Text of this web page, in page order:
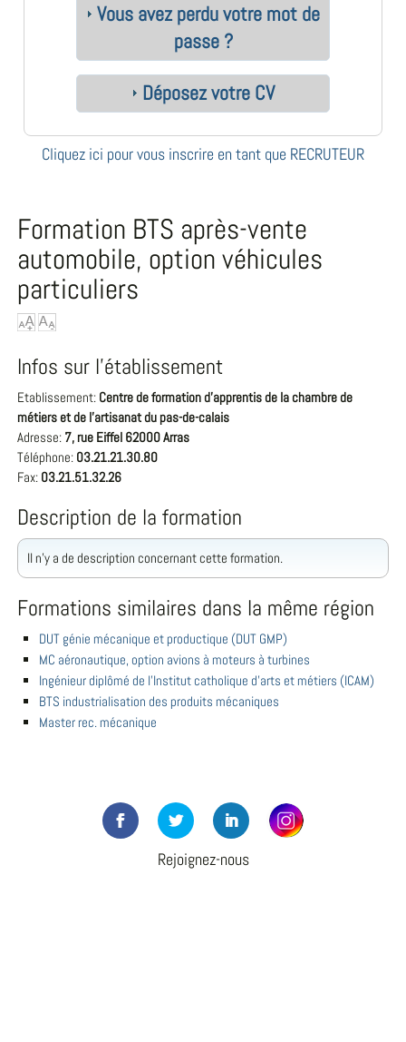
Vous avez perdu votre mot de
passe ?
Déposez votre CV
Cliquez ici pour vous inscrire en tant que RECRUTEUR
Formation BTS après-vente
automobile, option véhicules
particuliers
Infos sur l'établissement
Etablissement: Centre de formation d'apprentis de la chambre de
métiers et de l'artisanat du pas-de-calais
Adresse: 7, rue Eiffel 62000 Arras
Téléphone: 03.21.21.30.80
Fax: 03.21.51.32.26
Description de la formation
Il n'y a de description concernant cette formation.
Formations similaires dans la même région
DUT génie mécanique et productique (DUT GMP)
MC aéronautique, option avions à moteurs à turbines
Ingénieur diplômé de l'Institut catholique d'arts et métiers (ICAM)
BTS industrialisation des produits mécaniques
Master rec. mécanique
Rejoignez-nous